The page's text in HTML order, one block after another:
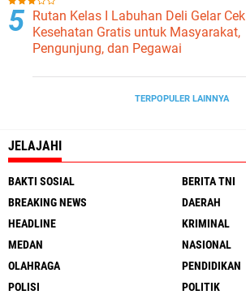
Rutan Kelas I Labuhan Deli Gelar Cek
Kesehatan Gratis untuk Masyarakat,
Pengunjung, dan Pegawai
TERPOPULER LAINNYA
JELAJAHI
BAKTI SOSIAL
BERITA TNI
BREAKING NEWS
DAERAH
HEADLINE
KRIMINAL
MEDAN
NASIONAL
OLAHRAGA
PENDIDIKAN
POLISI
POLITIK